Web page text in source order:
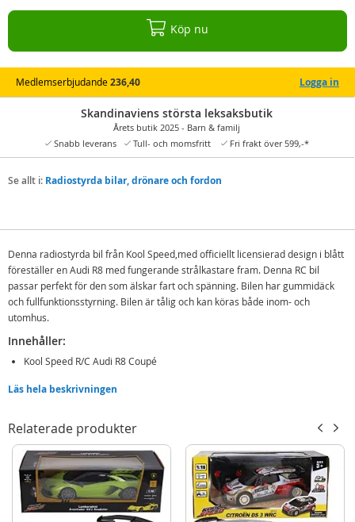
Köp nu
Medlemserbjudande236,40 Logga in
Skandinaviens största leksaksbutik
Årets butik 2025 - Barn & familj
Snabb leverans
Tull- och momsfritt Fri frakt över 599,-*
Se allt i: Radiostyrda bilar, drönare och fordon
Denna radiostyrda bil från Kool Speed,med officiellt licensierad design i blått
föreställer en Audi R8 med fungerande strålkastare fram. Denna RC bil
passar perfekt för den som älskar fart och spänning. Bilen har gummidäck
och fullfunktionsstyrning. Bilen är tålig och kan köras både inom- och
utomhus.
Innehåller:
Kool Speed R/C Audi R8 Coupé
Mått: 28 x 13 x 8 cm
Skala: 1:16
Frekvens: 2.4 GHz
Batteribehov, bil: 4 x AA-batterier (ingår ej)
Batteribehov, kontroll: 2 x AA-batterier (ingår ej)
Läs hela beskrivningen
Relaterade produkter